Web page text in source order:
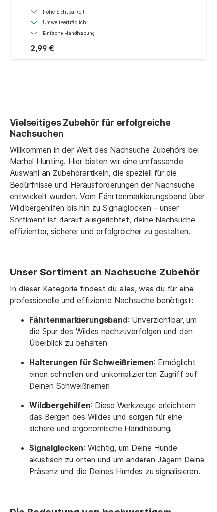
Hohe Sichtbarkeit
Umweltverträglich
Einfache Handhabung
2,99 €
Vielseitiges Zubehör für erfolgreiche
Nachsuchen
Willkommen in der Welt des Nachsuche Zubehörs bei
Marhel Hunting. Hier bieten wir eine umfassende
Auswahl an Zubehörartikeln, die speziell für die
Bedürfnisse und Herausforderungen der Nachsuche
entwickelt wurden. Vom Fährtenmarkierungsband über
Wildbergehilfen bis hin zu Signalglocken – unser
Sortiment ist darauf ausgerichtet, deine Nachsuche
effizienter, sicherer und erfolgreicher zu gestalten.
Unser Sortiment an Nachsuche Zubehör
In dieser Kategorie findest du alles, was du für eine
professionelle und effiziente Nachsuche benötigst:
Fährtenmarkierungsband: Unverzichtbar, um
die Spur des Wildes nachzuverfolgen und den
Überblick zu behalten.
Halterungen für Schweißriemen: Ermöglicht
einen schnellen und unkomplizierten Zugriff auf
Deinen Schweißriemen
Wildbergehilfen: Diese Werkzeuge erleichtern
das Bergen des Wildes und sorgen für eine
sichere und ergonomische Handhabung.
Signalglocken: Wichtig, um Deine Hunde
akustisch zu orten und um anderen Jägern Deine
Präsenz und die Deines Hundes zu signalisieren.